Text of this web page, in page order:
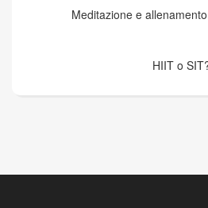
Meditazione e
HIIT o